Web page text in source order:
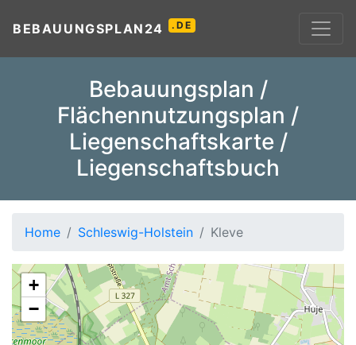
BEBAUUNGSPLAN24 .DE
Bebauungsplan /
Flächennutzungsplan /
Liegenschaftskarte /
Liegenschaftsbuch
Home Schleswig-Holstein Kleve
+
−